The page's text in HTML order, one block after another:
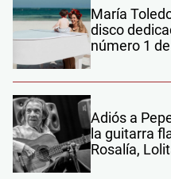
María
disco
número 1
Adiós a
la guitarra
Rosalía,